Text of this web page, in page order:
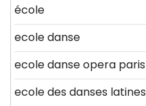
école
ecole danse
ecole danse opera paris
ecole des danses latines